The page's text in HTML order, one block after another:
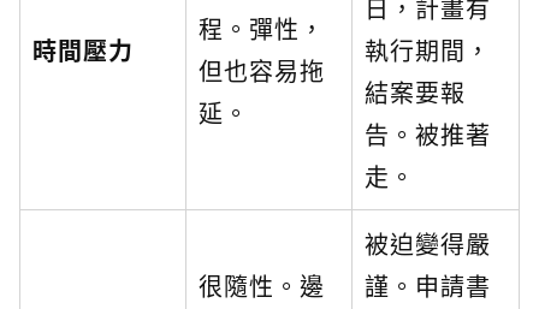
時間壓力
程。彈性，
但也容易拖
延。
日，計畫有
執行期間，
結案要報
告。被推著
走。
很隨性。邊
被迫變得嚴
謹。申請書